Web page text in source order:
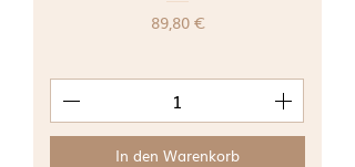
Preis
89,80 €
In den Warenkorb